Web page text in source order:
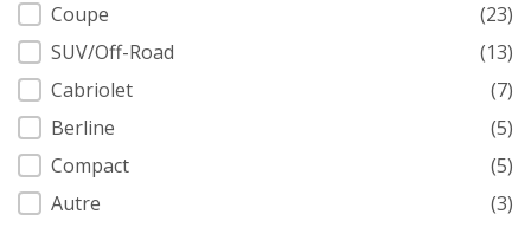
Carrosserie
Coupe
(23)
SUV/Off-Road
(13)
Cabriolet
(7)
Berline
(5)
Compact
(5)
Autre
(3)